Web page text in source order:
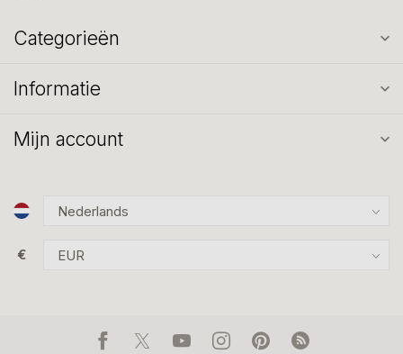
Categorieën
Informatie
Mijn account
€